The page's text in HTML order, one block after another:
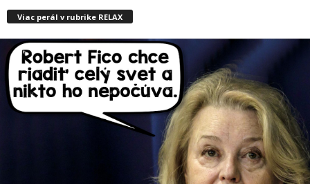
Viac perál v rubrike RELAX